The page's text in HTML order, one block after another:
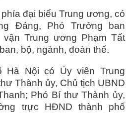
đại biểu Trung ương, có
Đảng, Phó Trưởng ban
Trung ương Phạm Tất
bộ, ngành, đoàn thể.
Hà Nội có Ủy viên Trung
Thành ủy, Chủ tịch UBND
Phó Bí thư Thành ủy,
trực HĐND thành phố